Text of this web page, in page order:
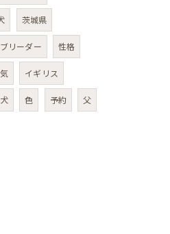
茨城県
ブリーダー 性格
イギリス
色 予約 父